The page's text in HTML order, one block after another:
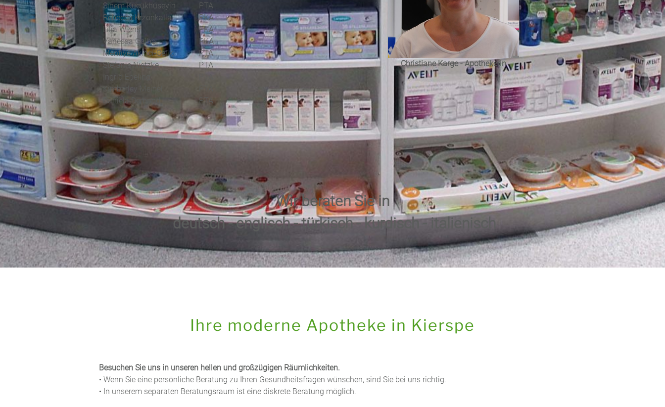
Sinem Kücükhüseyin
Rebecca Krzonkalla
Lilia Wiens
Vanessa Galbo
Menfiye Akinci-Celik
Stefanie Nietzke
Ingrid Ebeling
Kimberley Meinel
Daniela Demand
PTA
PKA
PKA
PKA
PTA
PTA
PTA
Christiane Karge - Apothekerin
Wir beraten Sie in
deutsch - englisch - türkisch - kurdisch - italienisch
Ihre moderne Apotheke in Kierspe
Besuchen Sie uns in unseren hellen und großzügigen Räumlichkeiten.
• Wenn Sie eine persönliche Beratung zu Ihren Gesundheitsfragen wünschen, sind Sie bei uns richtig.
• In unserem separaten Beratungsraum ist eine diskrete Beratung möglich.